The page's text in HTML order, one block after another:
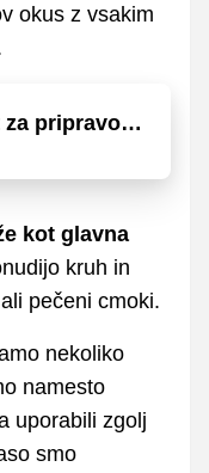
okus z vsakim
pripravo
kot glavna
kruh in
pečeni cmoki.
nekoliko
namesto
uporabili zgolj
smo